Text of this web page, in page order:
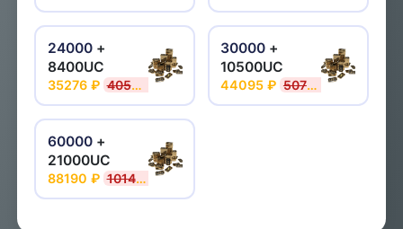
24000 +
8400UC
35276 ₽ 40568 ₽
30000 +
10500UC
44095 ₽ 50710 ₽
60000 +
21000UC
88190 ₽ 101419 ₽